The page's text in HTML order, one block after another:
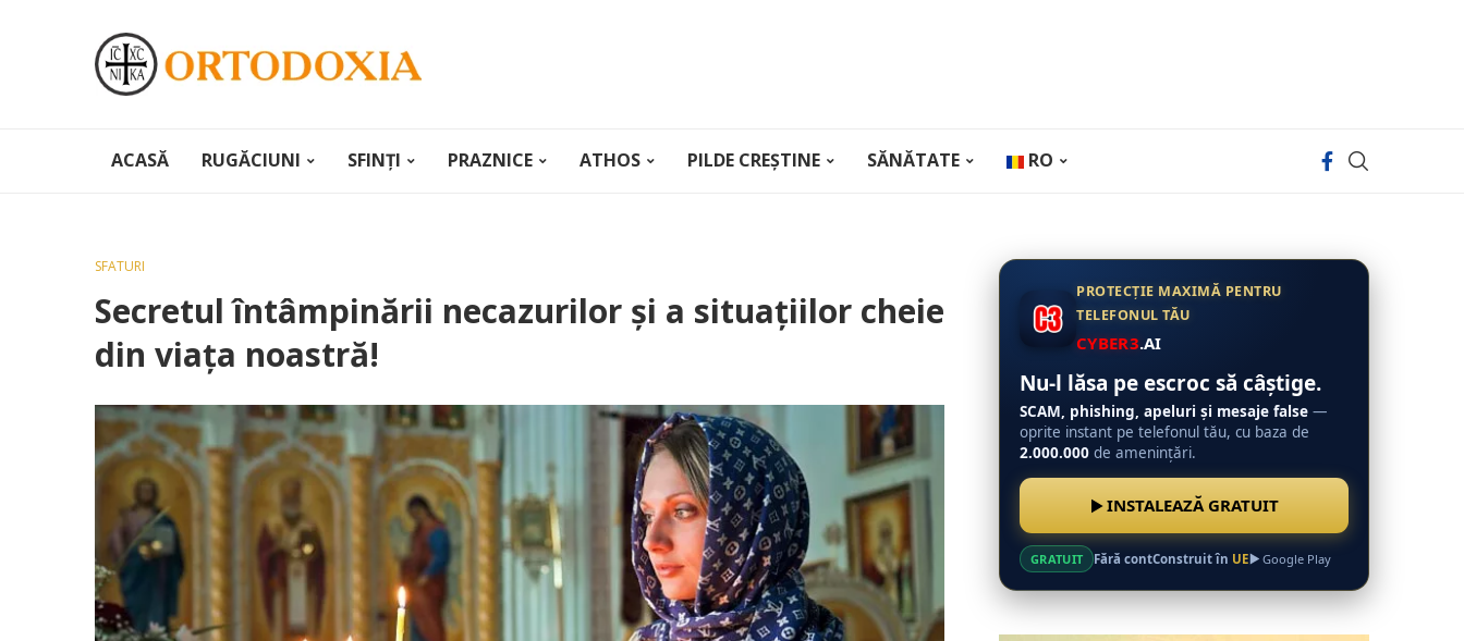
ACASĂ RUGĂCIUNI SFINȚI PRAZNICE ATHOS PILDE CREȘTINE SĂNĂTATE RO
SFATURI
Secretul întâmpinării necazurilor și a situațiilor cheie
din viața noastră!
PROTECȚIE MAXIMĂ PENTRU
TELEFONUL TĂU
CYBER3.AI
Nu-l lăsa pe escroc să câștige.
SCAM, phishing, apeluri și mesaje false —
oprite instant pe telefonul tău, cu baza de
2.000.000 de amenințări.
INSTALEAZĂ GRATUIT
GRATUIT Fără contConstruit în UE Google Play